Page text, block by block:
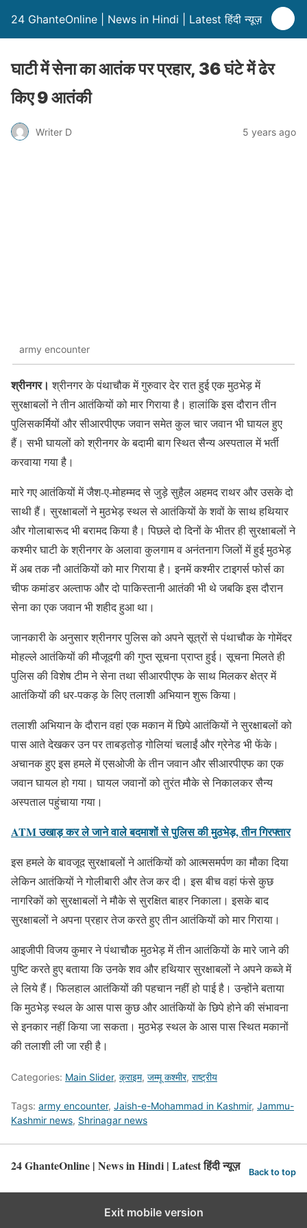
24 GhanteOnline | News in Hindi | Latest हिंदी न्यूज़
घाटी में सेना का आतंक पर प्रहार, 36 घंटे में ढेर
किए 9 आतंकी
Writer D 5 years ago
army encounter
श्रीनगर। श्रीनगर के पंथाचौक में गुरुवार देर रात हुई एक मुठभेड़ में
सुरक्षाबलों ने तीन आतंकियों को मार गिराया है। हालांकि इस दौरान तीन
पुलिसकर्मियों और सीआरपीएफ जवान समेत कुल चार जवान भी घायल हुए
हैं। सभी घायलों को श्रीनगर के बदामी बाग स्थित सैन्य अस्पताल में भर्ती
करवाया गया है।
मारे गए आतंकियों में जैश-ए-मोहम्मद से जुड़े सुहैल अहमद राथर और उसके दो
साथी हैं। सुरक्षाबलों ने मुठभेड़ स्थल से आतंकियों के शवों के साथ हथियार
और गोलाबारूद भी बरामद किया है। पिछले दो दिनों के भीतर ही सुरक्षाबलों ने
कश्मीर घाटी के श्रीनगर के अलावा कुलगाम व अनंतनाग जिलों में हुई मुठभेड़
में अब तक नौ आतंकियों को मार गिराया है। इनमें कश्मीर टाइगर्स फोर्स का
चीफ कमांडर अल्ताफ और दो पाकिस्तानी आतंकी भी थे जबकि इस दौरान
सेना का एक जवान भी शहीद हुआ था।
जानकारी के अनुसार श्रीनगर पुलिस को अपने सूत्रों से पंथाचौक के गोमेंदर
मोहल्ले आतंकियों की मौजूदगी की गुप्त सूचना प्राप्त हुई। सूचना मिलते ही
पुलिस की विशेष टीम ने सेना तथा सीआरपीएफ के साथ मिलकर क्षेत्र में
आतंकियों की धर-पकड़ के लिए तलाशी अभियान शुरू किया।
तलाशी अभियान के दौरान वहां एक मकान में छिपे आतंकियों ने सुरक्षाबलों को
पास आते देखकर उन पर ताबड़तोड़ गोलियां चलाईं और ग्रेनेड भी फेंके।
अचानक हुए इस हमले में एसओजी के तीन जवान और सीआरपीएफ का एक
जवान घायल हो गया। घायल जवानों को तुरंत मौके से निकालकर सैन्य
अस्पताल पहुंचाया गया।
ATM उखाड़ कर ले जाने वाले बदमाशों से पुलिस की मुठभेड़, तीन गिरफ्तार
इस हमले के बावजूद सुरक्षाबलों ने आतंकियों को आत्मसमर्पण का मौका दिया
लेकिन आतंकियों ने गोलीबारी और तेज कर दी। इस बीच वहां फंसे कुछ
नागरिकों को सुरक्षाबलों ने मौके से सुरक्षित बाहर निकाला। इसके बाद
सुरक्षाबलों ने अपना प्रहार तेज करते हुए तीन आतंकियों को मार गिराया।
आइजीपी विजय कुमार ने पंथाचौक मुठभेड़ में तीन आतंकियों के मारे जाने की
पुष्टि करते हुए बताया कि उनके शव और हथियार सुरक्षाबलों ने अपने कब्जे में
ले लिये हैं। फिलहाल आतंकियों की पहचान नहीं हो पाई है। उन्होंने बताया
कि मुठभेड़ स्थल के आस पास कुछ और आतंकियों के छिपे होने की संभावना
से इनकार नहीं किया जा सकता। मुठभेड़ स्थल के आस पास स्थित मकानों
की तलाशी ली जा रही है।
Categories: Main Slider, क्राइम, जम्मू कश्मीर, राष्ट्रीय
Tags: army encounter, Jaish-e-Mohammad in Kashmir, Jammu-
Kashmir news, Shrinagar news
24 GhanteOnline | News in Hindi | Latest हिंदी न्यूज़ Back to top
Exit mobile version